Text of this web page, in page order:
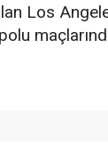
Los